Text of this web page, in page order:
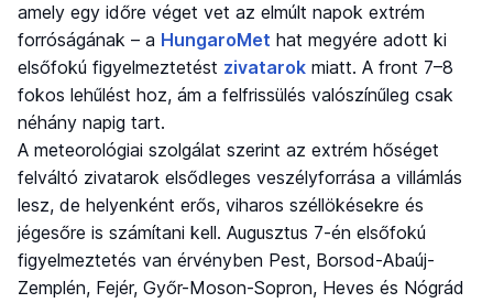
amely egy időre véget vet az elmúlt napok extrém
forróságának – a HungaroMet hat megyére adott ki
elsőfokú figyelmeztetést zivatarok miatt. A front 7–8
fokos lehűlést hoz, ám a felfrissülés valószínűleg csak
néhány napig tart.
A meteorológiai szolgálat szerint az extrém hőséget
felváltó zivatarok elsődleges veszélyforrása a villámlás
lesz, de helyenként erős, viharos széllökésekre és
jégesőre is számítani kell. Augusztus 7-én elsőfokú
figyelmeztetés van érvényben Pest, Borsod-Abaúj-
Zemplén, Fejér, Győr-Moson-Sopron, Heves és Nógrád